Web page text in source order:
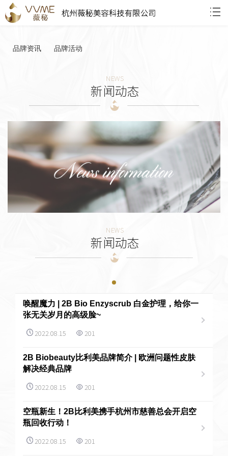
品牌资讯 品牌活动
NEWS
新闻动态
NEWS
新闻动态
唤醒魔力 | 2B Bio Enzyscrub 白金护理，给你一
张无关岁月的高级脸~
2022.08.15 201
2B Biobeauty比利美品牌简介 | 欧洲问题性皮肤
解决经典品牌
2022.08.15 201
空瓶新生！2B比利美携手杭州市慈善总会开启空
瓶回收行动！
2022.08.15 201